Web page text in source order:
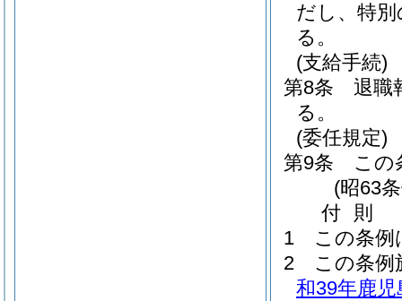
だし、特
る。
(支給手続)
第8条
退職
る。
(委任規定)
第9条
この
(昭63
付 則
1
この条例
2
この条例
和39年鹿